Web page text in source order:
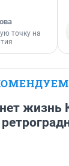
точку на
жизнь